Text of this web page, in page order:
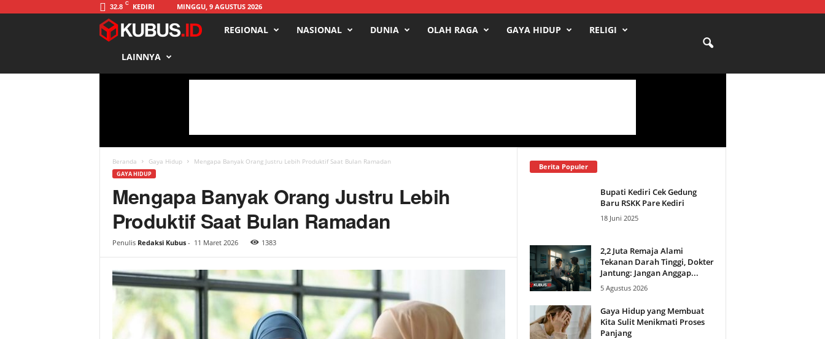
32.8 C KEDIRI MINGGU, 9 AGUSTUS 2026
s
REGIONAL NASIONAL DUNIA OLAH RAGA GAYA HIDUP RELIGI
LAINNYA
Beranda Gaya Hidup Mengapa Banyak Orang Justru Lebih Produktif Saat Bulan Ramadan
GAYA HIDUP
Mengapa Banyak Orang Justru Lebih
Produktif Saat Bulan Ramadan
Penulis Redaksi Kubus- 11 Maret 2026 1383
Berita Populer
Bupati Kediri Cek Gedung
Baru RSKK Pare Kediri
18 Juni 2025
2,2 Juta Remaja Alami
Tekanan Darah Tinggi, Dokter
Jantung: Jangan Anggap...
5 Agustus 2026
Gaya Hidup yang Membuat
Kita Sulit Menikmati Proses
Panjang